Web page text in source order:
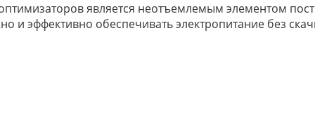
является неотъемлемым элементом
и эффективно обеспечивать электропитание без